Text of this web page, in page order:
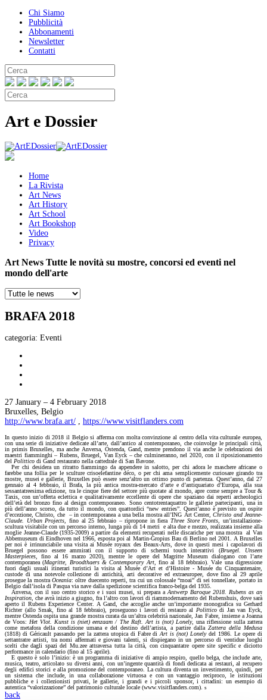
Chi Siamo
Pubblicità
Abbonamenti
Newsletter
Contatti
Art e Dossier
Home
La Rivista
Art News
Art History
Art School
Art Bookshop
Video
Privacy
Art News Tutte le novità su mostre, concorsi ed eventi nel
mondo dell'arte
BRAFA 2018
categoria: Eventi
27 January – 4 February 2018
Bruxelles, Belgio
http://www.brafa.art/
https://www.visitflanders.com
In questo inizio di 2018 il Belgio si afferma con molta convinzione al centro della vita culturale europea,
con una serie di iniziative dedicate all’arte, dall’antico al contemporaneo, che coinvolge le principali città,
in primis Bruxelles, ma anche Anversa, Ostenda, Gand, mentre prendono il via anche le celebrazioni dei
maestri fiamminghi – Rubens, Bruegel, Van Eyck – che culmineranno, nel 2020, con il riposizionamento
del Polittico di Gand restaurato nella cattedrale di San Bavone.
Per chi desidera un ritratto fiammingo da appendere in salotto, per chi adora le maschere africane o
farebbe una follia per le sculture crisoelefantine déco, o per chi ama semplicemente curiosare girando tra
mostre, musei e gallerie, Bruxelles può essere senz’altro un ottimo punto di partenza. Quest’anno, dal 27
gennaio al 4 febbraio, il Brafa, la più antica mostra-mercato d’arte e d’antiquariato d’Europa, alla sua
sessantatreesima edizione, tra le cinque fiere del settore più quotate al mondo, apre come sempre a Tour &
Taxis, con un’offerta eclettica e qualitativamente eccellente di opere che spaziano dai reperti archeologici
dell’età del bronzo fino al design contemporaneo. Sono centotrentaquattro le gallerie partecipanti, una in
più dell’anno scorso, da tutto il mondo, con quattordici “new entries”. Quest’anno è previsto un ospite
d’eccezione, Christo, che
– in contemporanea a una bella mostra all’ING Art Center,Christo and Jeanne-
Claude. Urban Projects , fino al 25 febbraio – ripropone in fieraThree Store Fronts , un’installazione-
scultura visitabile con un percorso interno, lunga più di 14 metri
e alta due e mezzo, realizzata insieme alla
moglie Jeanne-Claude (1935-2009) a partire da elementi recuperati nelle discariche per una mostra
al Van
Abbemuseum di Eindhoven nel 1966, esposta poi al Martin-Gropius Bau di Berlino nel 2001. A Bruxelles
per noi è irrinunciabile una visita ai Musée royaux des Beaux-Arts, dove in questi mesi i capolavori di
Bruegel possono essere ammirati con il supporto di schermi touch interattivi (Bruegel. Unseen
Masterpieces , fino al 16 marzo 2020), mentre le opere del Magritte Museum dialogano con l’arte
contemporanea (Magritte, Broodthaers & Contemporary Art, fino al 18 febbraio). Vale una digressione
fuori dagli usuali itinerari turistici la visita al Musée d’Art et d’Histoire - Musée du Cinquantenaire,
custode di una notevole collezione di antichità, arti decorative ed extraeuropee, dove fino al 29 aprile
prosegue la mostra Oceania: oltre duecento reperti, tra cui un colossale “moai” di sei tonnellate, portato in
Belgio dall’isola di Pasqua via nave dalla spedizione scientifica franco-belga del 1935.
Anversa, con il suo centro storico e i suoi musei, si prepara aAntwerp Baroque 2018. Rubens as an
Inspiration , che avrà inizio a giugno, fra l’altro con lavori di riammodernamento del Rubenshuis, dove sarà
aperto il Rubens Experience Center. A Gand, che accoglie anche un’importante monografica su Gerhard
Richter (allo Smak, fino al 18 febbraio), proseguono i lavori di restauro al
Politticodi Jan van Eyck,
mentre Ostenda ospita una grande mostra curata da un’altra celebrità nazionale, Jan Fabre, insieme a Joanna
de Voos: Het Vlot. Kunst is (niet) eenzaam / The Raft. Art is (not) Lonely, una riflessione sulla zattera
come metafora della condizione umana e del destino dell’artista, a partire dalla Zattera della Medusa
(1818) di Géricault passando per la zattera utopica di Fabre diArt is (not) Lonelydel 1986. Le opere di
settantratre artisti, tra nomi affermati e giovani talenti, si dispiegano in un percorso di ventidue luoghi
scelti che dagli spazi del Mu.zee attraversa tutta la città, con cinquantatre opere site specific e diciotto
performance in calendario (fino al 15 aprile).
E questo è solo l’inizio: è un programma di iniziative di ampio respiro, quello belga, che include arte,
musica, teatro, articolato su diversi anni, con un’ingente quantità di fondi dedicata ai restauri, al recupero
degli edifici storici e alla promozione del contemporaneo. La cultura diventa un investimento, quindi, per
un sistema che include, in una collaborazione virtuosa e con un vantaggio reciproco, le istituzioni
pubbliche e i collezionisti privati, le gallerie, i grandi e i piccoli sponsor, i cittadini: un esempio di
autentica “valorizzazione” del patrimonio culturale locale (www.visitflanders.com).
s
back